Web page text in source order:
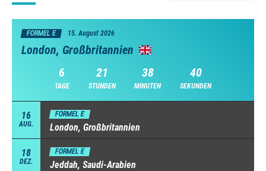
FORMEL E 15. August 2026
London, Großbritannien
6
TAGE
21
STUNDEN
38
MINUTEN
39
SEKUNDEN
16
AUG.
FORMEL E
London, Großbritannien
18
DEZ.
FORMEL E
Jeddah, Saudi-Arabien